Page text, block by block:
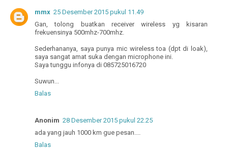
mmx 25 Desember 2015 pukul 11.49
Gan, tolong buatkan receiver wireless yg kisaran
frekuensinya 500mhz-700mhz.
Sederhananya, saya punya mic wireless toa (dpt di loak),
saya sangat amat suka dengan microphone ini.
Saya tunggu infonya di 085725016720
Suwun...
Balas
Anonim 28 Desember 2015 pukul 22.25
ada yang jauh 1000 km gue pesan....
Balas